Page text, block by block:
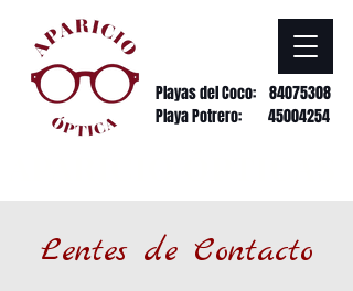
Playas del Coco: 84075308
Playa Potrero: 45004254
Lentes de Contacto